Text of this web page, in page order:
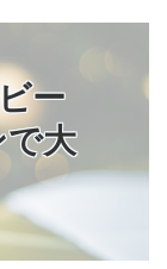
ごはん事情
ビー
大